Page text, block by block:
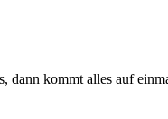
dann kommt alles auf